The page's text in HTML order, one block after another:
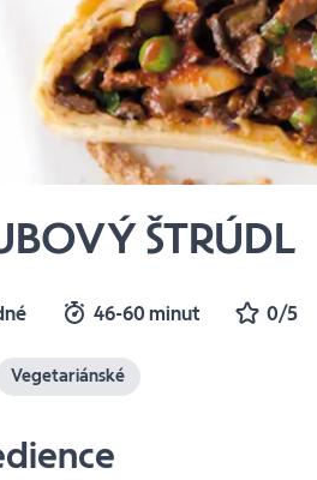
ŠTRÚDL
46-60 minut 0/5
Vegetariánské